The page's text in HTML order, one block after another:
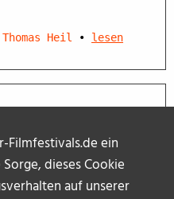
Filmfestivals.de ein
dieses Cookie
auf unserer
Thomas Heil • lesen